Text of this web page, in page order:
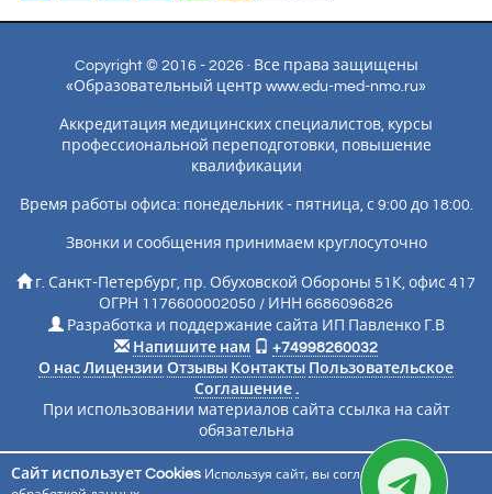
Copyright © 2016 - 2026 · Все права защищены
«Образовательный центр www.edu-med-nmo.ru»
Аккредитация медицинских специалистов, курсы
профессиональной переподготовки, повышение
квалификации
Время работы офиса: понедельник - пятница, с 9:00 до 18:00.
Звонки и сообщения принимаем круглосуточно
г. Санкт-Петербург, пр. Обуховской Обороны 51К, офис 417
ОГРН 1176600002050 / ИНН 6686096826
Разработка и поддержание сайта ИП Павленко Г.В
Напишите нам
+74998260032
О нас Лицензии Отзывы Контакты Пользовательское
Соглашение .
При использовании материалов сайта ссылка на сайт
обязательна
Сайт использует Cookies Используя сайт, вы соглашаетесь с